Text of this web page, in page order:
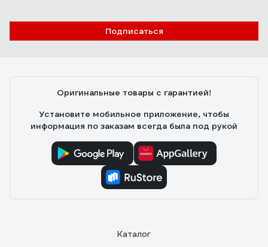
Подписаться
Оригинальные товары с гарантией!
Установите мобильное приложение, чтобы
информация по заказам всегда была под рукой
Каталог